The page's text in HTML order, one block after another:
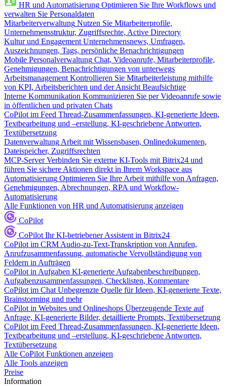
HR und Automatisierung Optimieren Sie Ihre Workflows und
verwalten Sie Personaldaten
Mitarbeiterverwaltung Nutzen Sie Mitarbeiterprofile,
Unternehmensstruktur, Zugriffsrechte, Active Directory
Kultur und Engagement Unternehmensnews, Umfragen,
Auszeichnungen, Tags, persönliche Benachrichtigungen
Mobile Personalverwaltung Chat, Videoanrufe, Mitarbeiterprofile,
Genehmigungen, Benachrichtigungen von unterwegs
Arbeitsmanagement Kontrollieren Sie Mitarbeiterleistung mithilfe
von KPI, Arbeitsberichten und der Ansicht Beaufsichtige
Interne Kommunikation Kommunizieren Sie per Videoanrufe sowie
in öffentlichen und privaten Chats
CoPilot im Feed Thread-Zusammenfassungen, KI-generierte Ideen,
Textbearbeitung und –erstellung, KI-geschriebene Antworten,
Textübersetzung
Datenverwaltung Arbeit mit Wissensbasen, Onlinedokumenten,
Dateispeicher, Zugriffsrechten
MCP-Server Verbinden Sie externe KI-Tools mit Bitrix24 und
führen Sie sichere Aktionen direkt in Ihrem Workspace aus
Automatisierung Optimieren Sie Ihre Arbeit mithilfe von Anfragen,
Genehmigungen, Abrechnungen, RPA und Workflow-
Automatisierung
Alle Funktionen von HR und Automatisierung anzeigen
CoPilot
CoPilot Ihr KI-betriebener Assistent in Bitrix24
CoPilot im CRM Audio-zu-Text-Transkription von Anrufen,
Anrufzusammenfassung, automatische Vervollständigung von
Feldern in Aufträgen
CoPilot in Aufgaben KI-generierte Aufgabenbeschreibungen,
Aufgabenzusammenfassungen, Checklisten, Kommentare
CoPilot im Chat Unbegrenzte Quelle für Ideen, KI-generierte Texte,
Brainstorming und mehr
CoPilot in Websites und Onlineshops Überzeugende Texte auf
Anfrage, KI-generierte Bilder, detaillierte Prompts, Textübersetzung
CoPilot im Feed Thread-Zusammenfassungen, KI-generierte Ideen,
Textbearbeitung und –erstellung, KI-geschriebene Antworten,
Textübersetzung
Alle CoPilot Funktionen anzeigen
Alle Tools anzeigen
Preise
Information